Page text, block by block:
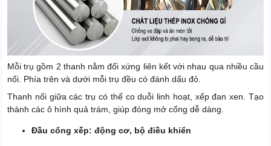
Mỗi trụ gồm 2 thanh nằm đối xứng liên kết với nhau qua nhiều cầu
nối. Phía trên và dưới mỗi trụ đều có đánh dấu đỏ.
Thanh nối giữa các trụ có thể co duỗi linh hoạt, xếp đan xen. Tạo
thành các ô hình quả trám, giúp đóng mở cổng dễ dàng.
Đầu cổng xếp: động cơ, bộ điều khiển